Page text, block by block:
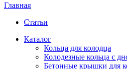
Главная
Статьи
Каталог
Кольца для колодца
Колодезные кольца с
Бетонные крышки для